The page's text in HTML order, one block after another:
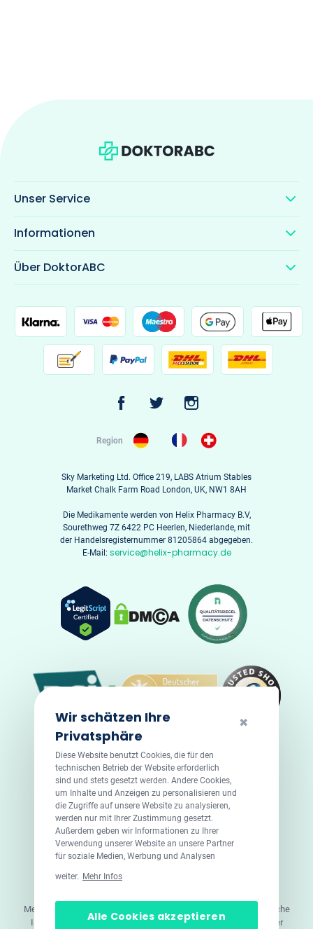
Unser Service
Informationen
Über DoktorABC
Region
Sky Marketing Ltd. Office 219, LABS Atrium Stables
Market Chalk Farm Road London, UK, NW1 8AH
Die Medikamente werden von Helix Pharmacy B.V,
Sourethweg 7Z 6422 PC Heerlen, Niederlande, mit
der Handelsregisternummer 81205864 abgegeben.
E-Mail: service@helix-pharmacy.de
© 2026 DoktorABC.com
Doktorabc.com ist eine Vermittlungsplattform. Doktorabc ist
Medikamente oder sonstige Produkte an oder liefert diese. Jegliche
Informationen zu Produkten, Medikamenten und Preisen auf der
✖
Wir schätzen Ihre
Privatsphäre
Diese Website benutzt Cookies, die für den
technischen Betrieb der Website erforderlich
sind und stets gesetzt werden. Andere Cookies,
um Inhalte und Anzeigen zu personalisieren und
die Zugriffe auf unsere Website zu analysieren,
werden nur mit Ihrer Zustimmung gesetzt.
Außerdem geben wir Informationen zu Ihrer
Verwendung unserer Website an unsere Partner
für soziale Medien, Werbung und Analysen
weiter. Mehr Infos
Alle Cookies akzeptieren